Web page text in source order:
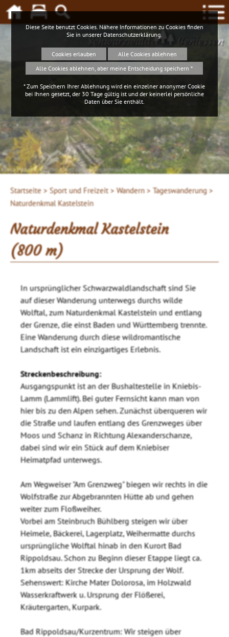
Schwarzwald Geniessen
Startseite > Sport und Freizeit > Wandern > Tageswanderung >
Naturdenkmal Kastelstein
Naturdenkmal Kastelstein
(800 m)
In ursprünglicher Schwarzwaldlandschaft sind Sie
auf dieser Wanderung unterwegs durchs wilde
Wolftal, zum Naturdenkmal Kastelstein und entlang
der Grenze, die einst Baden und Württemberg trennte.
Eine Wanderung durch diese wildromantische
Landschaft ist ein einzigartiges Erlebnis.
Streckenbeschreibung:
Ausgangspunkt ist an der Bushaltestelle in Kniebis-
Lamm (Lammlift). Bei guter Fernsicht kann man von
hier bis zu den Alpen sehen. Zunächst überqueren wir
die Straße und laufen entlang des Grenzweges über
Moos und Schanz in Richtung Alexanderschanze,
dabei sind wir ein Stück auf dem Kniebiser
Heimatpfad unterwegs.
Am Wegweiser "Am Grenzweg" biegen wir rechts in die
Wolfstraße zur Abgebrannten Hütte ab und gehen
weiter zum Floßweiher.
Vorbei am Steinbruch Bühlberg steigen wir über
Heimele, Bäckerei, Lagerplatz, Weihermatte durchs
ursprüngliche Wolftal hinab in den Kurort Bad
Rippoldsau. Schon zu Beginn dieser Etappe liegt ca.
1km abseits der Strecke der Ursprung der Wolf.
Sehenswert: Kirche Mater Dolorosa, im Holzwald
Wasserkraftwerk u. Ursprung der Flößerei,
Kräutergarten, Kurpark.
Bad Rippoldsau/Kurzentrum: Wir steigen über
Diese Seite benutzt Cookies. Nähere Informationen zu Cookies finden
Sie in unserer Datenschutzerklärung
Cookies erlauben
Alle Cookies ablehnen
Alle Cookies ablehnen, aber meine Entscheidung speichern *
* Zum Speichern Ihrer Ablehnung wird ein einzelner anonymer Cookie
bei Ihnen gesetzt, der 30 Tage gültig ist und der keinerlei persönliche
Daten über Sie enthält.